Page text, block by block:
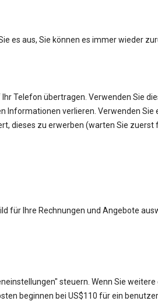
es aus, Sie können es immer wieder
Telefon übertragen. Verwenden Sie
Informationen verlieren. Verwenden Sie
dieses zu erwerben (warten Sie zuerst
für Ihre Rechnungen und Angebote
steuern. Wenn Sie
beginnen bei US$110 für ein